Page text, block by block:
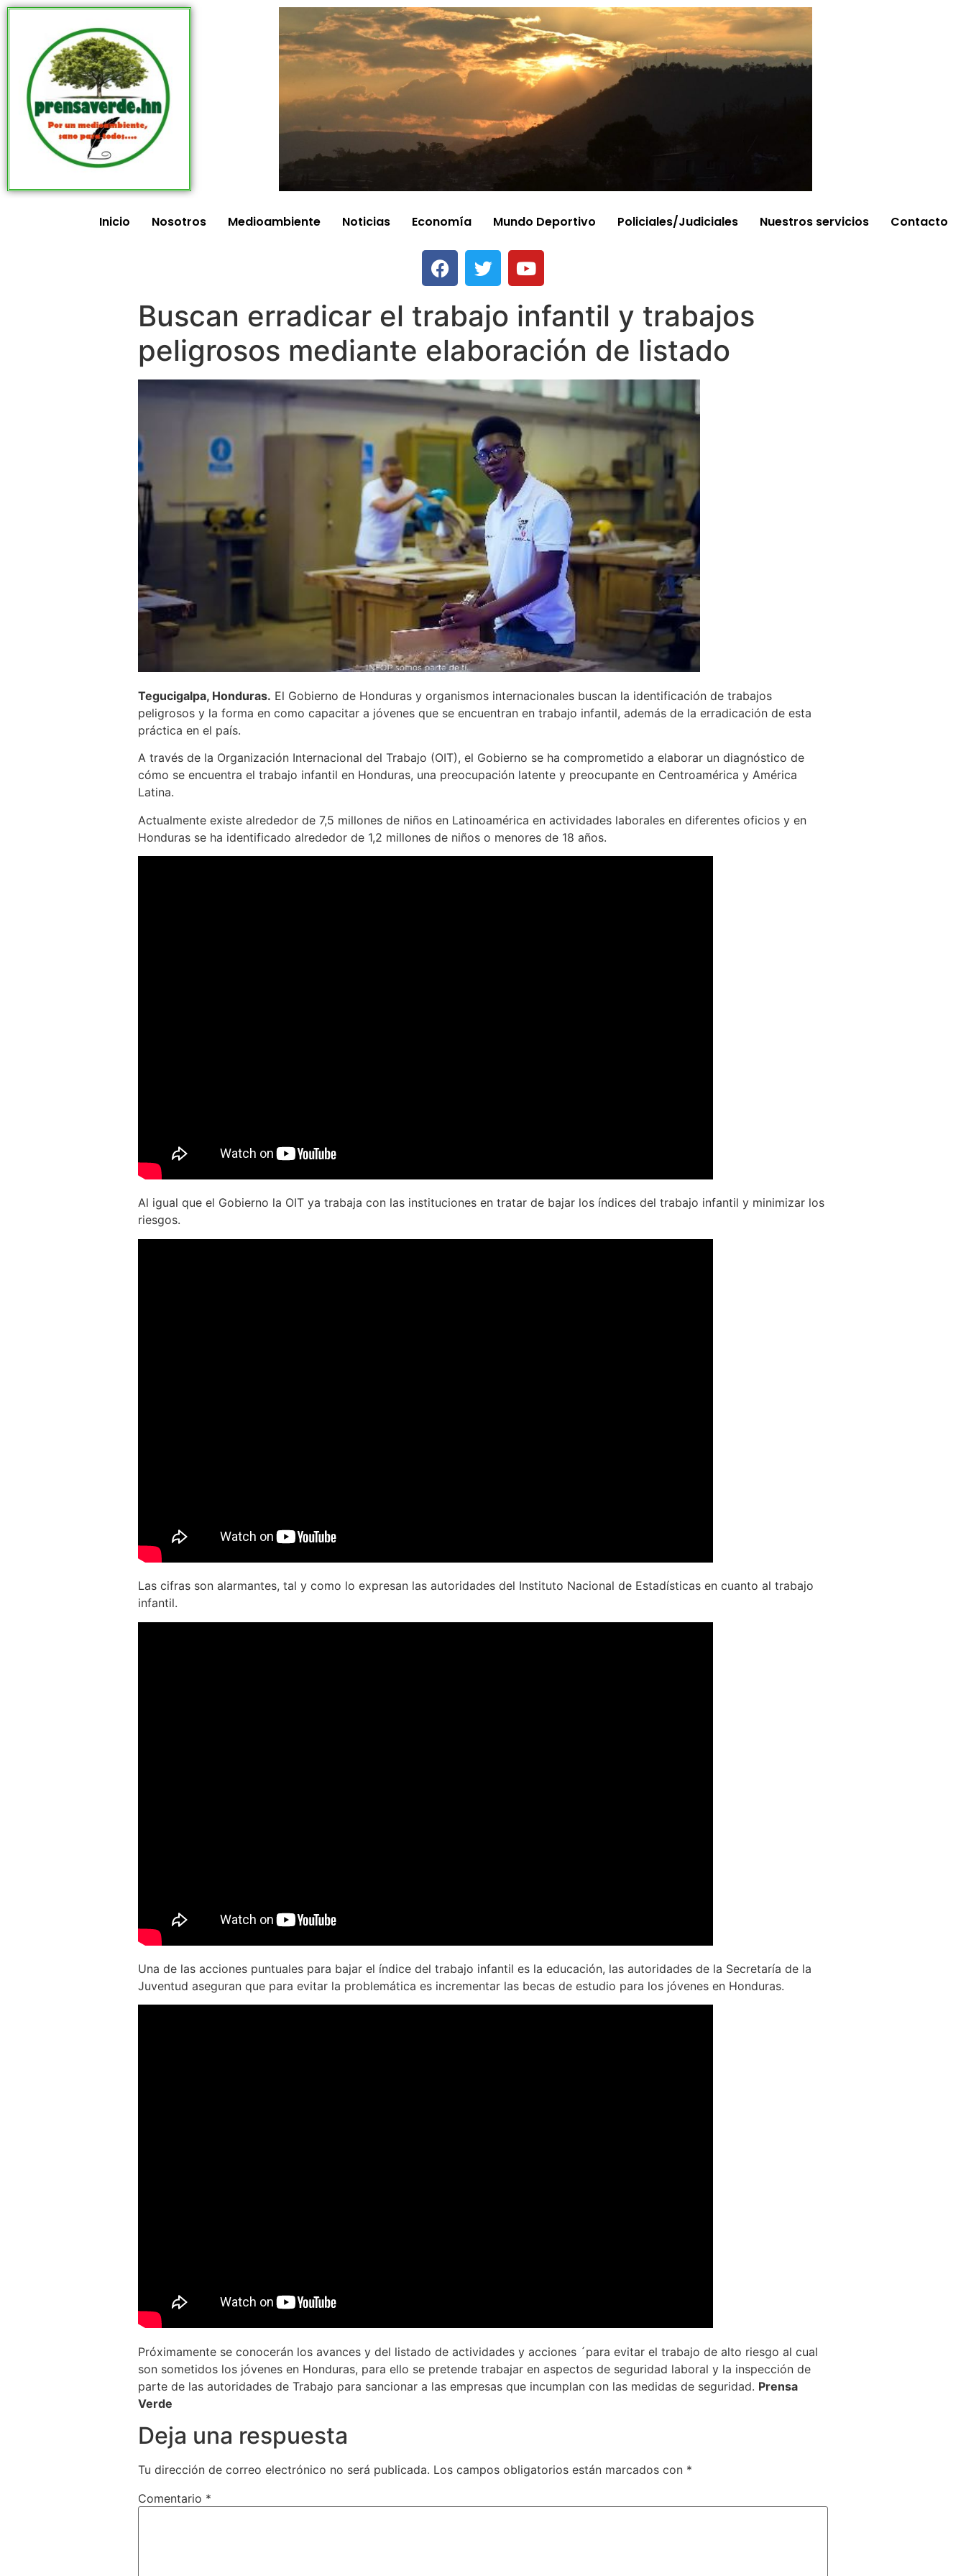
Inicio Nosotros Medioambiente Noticias Economía Mundo Deportivo Policiales/Judiciales Nuestros servicios Contacto
Buscan erradicar el trabajo infantil y trabajos
peligrosos mediante elaboración de listado
Tegucigalpa, Honduras. El Gobierno de Honduras y organismos internacionales buscan la identificación de trabajos
peligrosos y la forma en como capacitar a jóvenes que se encuentran en trabajo infantil, además de la erradicación de esta
práctica en el país.
A través de la Organización Internacional del Trabajo (OIT), el Gobierno se ha comprometido a elaborar un diagnóstico de
cómo se encuentra el trabajo infantil en Honduras, una preocupación latente y preocupante en Centroamérica y América
Latina.
Actualmente existe alrededor de 7,5 millones de niños en Latinoamérica en actividades laborales en diferentes oficios y en
Honduras se ha identificado alrededor de 1,2 millones de niños o menores de 18 años.
Al igual que el Gobierno la OIT ya trabaja con las instituciones en tratar de bajar los índices del trabajo infantil y minimizar los
riesgos.
Las cifras son alarmantes, tal y como lo expresan las autoridades del Instituto Nacional de Estadísticas en cuanto al trabajo
infantil.
Una de las acciones puntuales para bajar el índice del trabajo infantil es la educación, las autoridades de la Secretaría de la
Juventud aseguran que para evitar la problemática es incrementar las becas de estudio para los jóvenes en Honduras.
Próximamente se conocerán los avances y del listado de actividades y acciones ´para evitar el trabajo de alto riesgo al cual
son sometidos los jóvenes en Honduras, para ello se pretende trabajar en aspectos de seguridad laboral y la inspección de
parte de las autoridades de Trabajo para sancionar a las empresas que incumplan con las medidas de seguridad. Prensa
Verde
Deja una respuesta
Tu dirección de correo electrónico no será publicada. Los campos obligatorios están marcados con *
Comentario *